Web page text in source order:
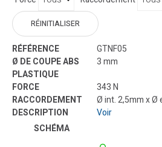
RÉINITIALISER
GTNF05
3 mm
343 N
Ø int. 2,5mm x Ø
Voir